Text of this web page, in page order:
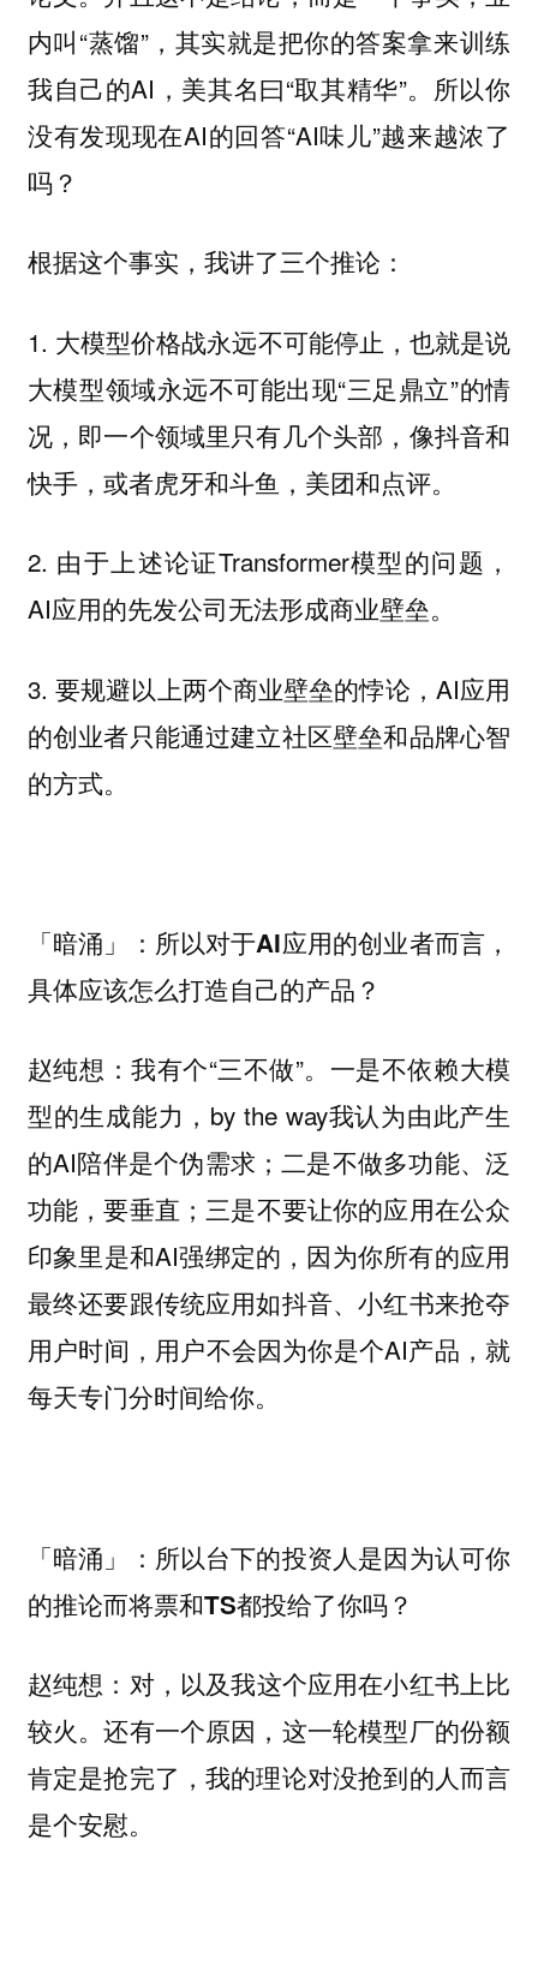
内叫“蒸馏”，其实就是把你的答案拿来训练
我自己的AI，美其名曰“取其精华”。所以你
没有发现现在AI的回答“AI味儿”越来越浓了
吗？
根据这个事实，我讲了三个推论：
1. 大模型价格战永远不可能停止，也就是说
大模型领域永远不可能出现“三足鼎立”的情
况，即一个领域里只有几个头部，像抖音和
快手，或者虎牙和斗鱼，美团和点评。
2. 由于上述论证Transformer模型的问题，
AI应用的先发公司无法形成商业壁垒。
3. 要规避以上两个商业壁垒的悖论，AI应用
的创业者只能通过建立社区壁垒和品牌心智
的方式。
「暗涌」：所以对于AI应用的创业者而言，
具体应该怎么打造自己的产品？
赵纯想：我有个“三不做”。一是不依赖大模
型的生成能力，by the way我认为由此产生
的AI陪伴是个伪需求；二是不做多功能、泛
功能，要垂直；三是不要让你的应用在公众
印象里是和AI强绑定的，因为你所有的应用
最终还要跟传统应用如抖音、小红书来抢夺
用户时间，用户不会因为你是个AI产品，就
每天专门分时间给你。
「暗涌」：所以台下的投资人是因为认可你
的推论而将票和TS都投给了你吗？
赵纯想： 对，以及我这个应用在小红书上比
较火。还有一个原因，这一轮模型厂的份额
肯定是抢完了，我的理论对没抢到的人而言
是个安慰。